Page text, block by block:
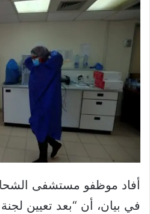
أفاد موظفو مستشفى
في بيان، أن “بعد تعيين